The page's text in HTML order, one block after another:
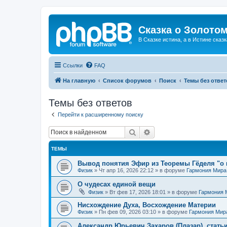
Сказка о
В Сказке истина, а в Истине
Ссылки FAQ
На главную Список форумов Поиск Темы без
Темы без ответов
Перейти к расширенному поиску
Поиск
ТЕМЫ
Вывод понятия Эфир из Теоремы Гёделя "о
Физик » Чт апр 16, 2026 22:12 » в форуме Гармония Мира
О чудесах единой вещи
Физик » Вт фев 17, 2026 18:01 » в форуме Гармония
Нисхождение Духа, Восхождение Материи
Физик » Пн фев 09, 2026 03:10 » в форуме Гармония